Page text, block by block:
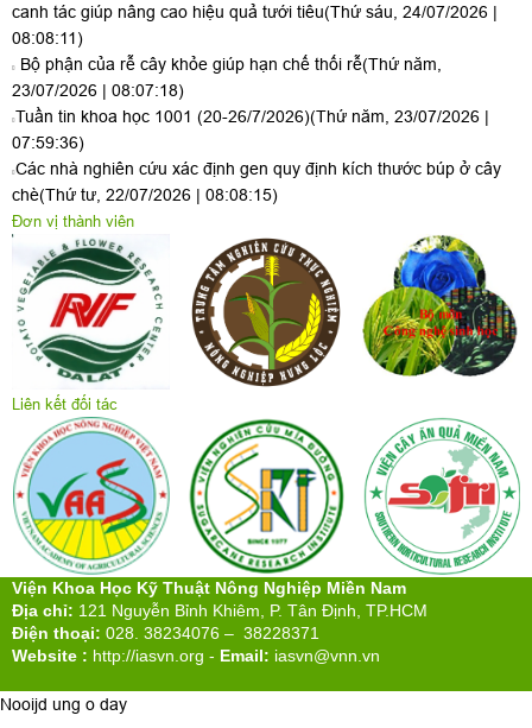
canh tác giúp nâng cao hiệu quả tưới tiêu(Thứ sáu, 24/07/2026 |
08:08:11)
Bộ phận của rễ cây khỏe giúp hạn chế thối rễ(Thứ năm,
23/07/2026 | 08:07:18)
Tuần tin khoa học 1001 (20-26/7/2026)(Thứ năm, 23/07/2026 |
07:59:36)
Các nhà nghiên cứu xác định gen quy định kích thước búp ở cây
chè(Thứ tư, 22/07/2026 | 08:08:15)
Đơn vị thành viên
Liên kết đối tác
Viện Khoa Học Kỹ Thuật Nông Nghiệp Miền Nam
Địa chỉ: 121 Nguyễn Bỉnh Khiêm, P. Tân Định, TP.HCM
Điện thoại: 028. 38234076 – 38228371
Website : http://iasvn.org - Email: iasvn@vnn.vn
Nooijd ung o day